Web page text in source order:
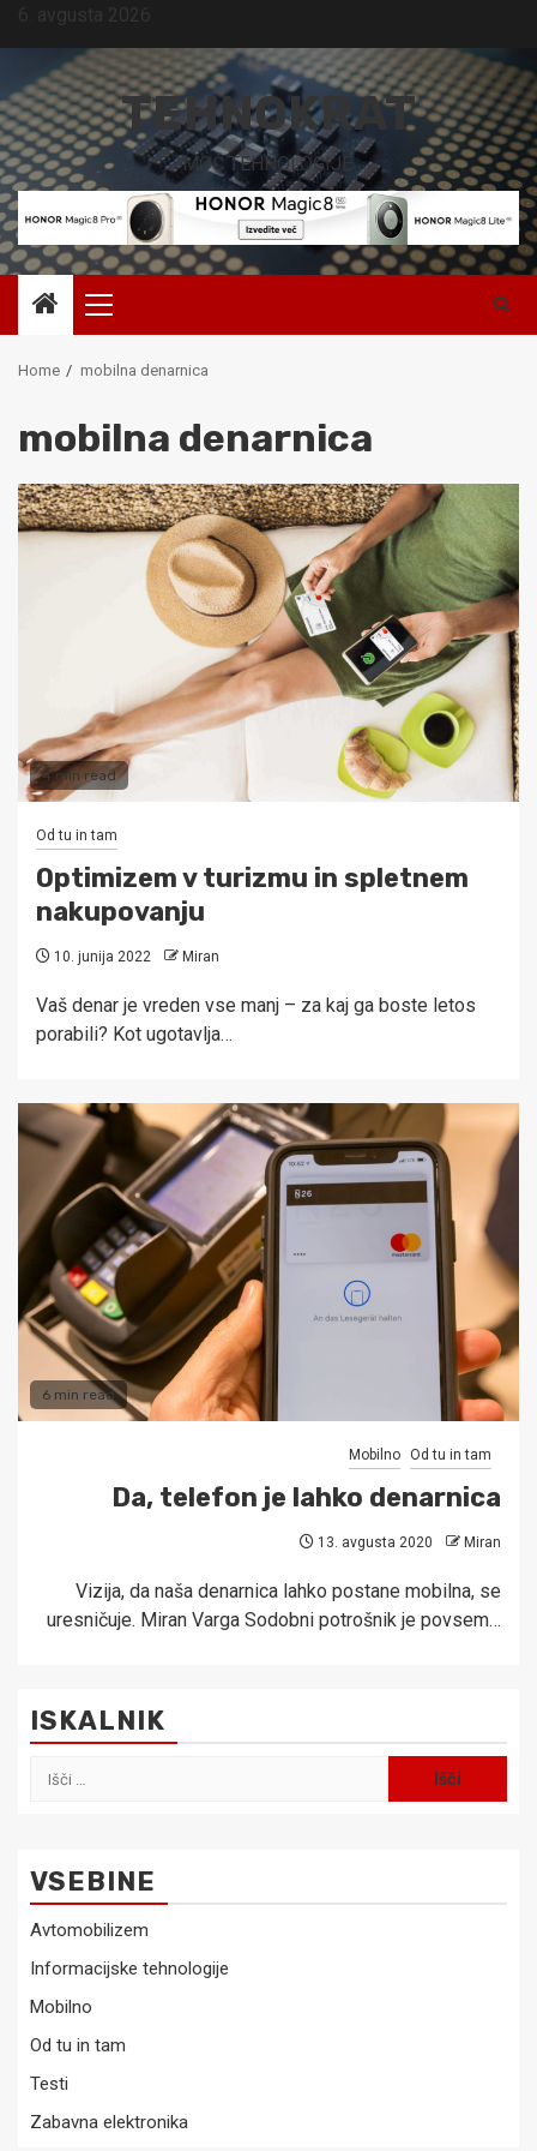
Skip
content
6. avgusta 2026
TEHNOKRAT
MOČ TEHNOLOGIJE.
Primary
Menu
Home mobilna denarnica
mobilna denarnica
4 min read
Od tu in tam
Optimizem v turizmu in spletnem
nakupovanju
10. junija 2022 Miran
Vaš denar je vreden vse manj – za kaj ga boste letos
porabili? Kot ugotavlja…
6 min read
Mobilno Od tu in tam
Da, telefon je lahko denarnica
13. avgusta 2020 Miran
Vizija, da naša denarnica lahko postane mobilna, se
uresničuje. Miran Varga Sodobni potrošnik je povsem…
ISKALNIK
Išči:
VSEBINE
Avtomobilizem
Informacijske tehnologije
Mobilno
Od tu in tam
Testi
Zabavna elektronika